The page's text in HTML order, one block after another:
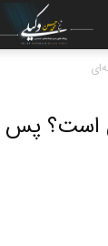
است؟ پس